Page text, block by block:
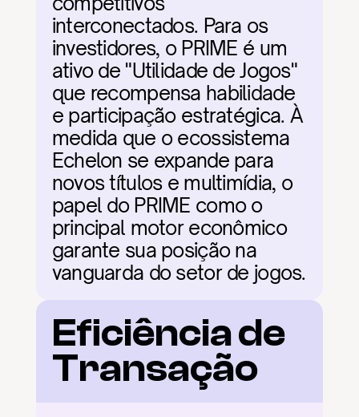
interconectados. Para os
investidores, o PRIME é um
ativo de "Utilidade de Jogos"
que recompensa habilidade
e participação estratégica. À
medida que o ecossistema
Echelon se expande para
novos títulos e multimídia, o
papel do PRIME como o
principal motor econômico
garante sua posição na
vanguarda do setor de jogos.
Eficiência de
Transação